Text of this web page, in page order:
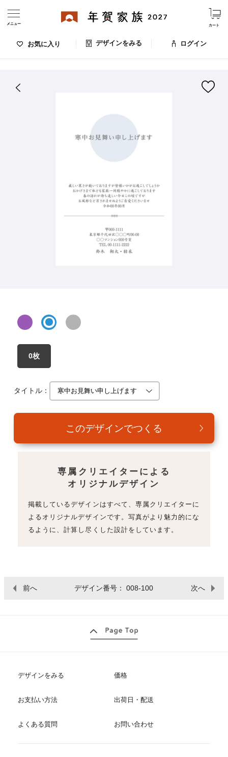
お気に入り デザインをみる
カート
ログイン
メニュー
デザインをみる
お問い合わせ
0枚
タイトル：
専属クリエイターによる
オリジナルデザイン
掲載しているデザインはすべて、専属クリエイターに
よるオリジナルデザインです。写真がより魅力的にな
るように、計算し尽くした設計をしています。
前へ デザイン番号： 008-100 次へ
デザインをみる 価格
お支払い方法 出荷日・配送
よくある質問 お問い合わせ